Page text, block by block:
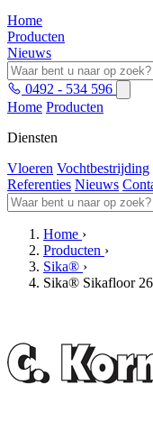
Home
Producten
Nieuws
0492 - 534 596
Home Producten
Diensten
Vloeren Vochtbestrijding
Referenties Nieuws
Home ›
Producten ›
Sika® ›
Sika® Sikafloor